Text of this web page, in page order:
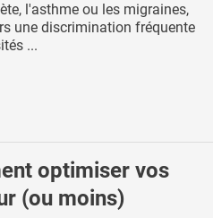
l'asthme ou les migraines,
une discrimination fréquente
...
optimiser vos
(ou moins)